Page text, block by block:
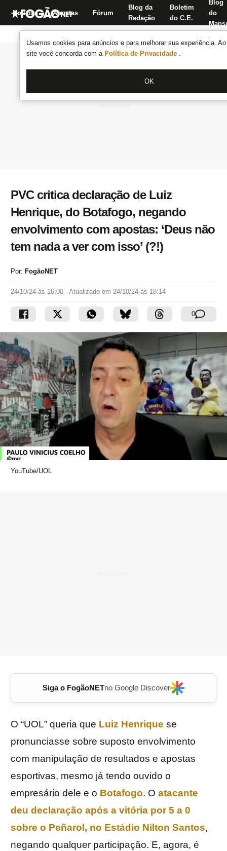
Usamos cookies para anúncios e para melhorar sua experiência.
site você concorda com a Política de Privacidade .
OK
Notícias Apostas Fórum
Blog da
Redação
Boletim
do C.E.
Blog
do
PVC critica declaração de Luiz
Henrique, do Botafogo, negando
envolvimento com apostas: ‘Deus não
tem nada a ver com isso’ (?!)
Por: FogãoNET
24/10/24 às 16:00 - Atualizado em 24/10/24 às 18:14
0
YouTube/UOL
Siga o FogãoNETno Google Discover
O “UOL” queria que Luiz Henrique se
pronunciasse sobre suposto envolvimento
com manipulação de resultados e apostas
esportivas, mesmo já tendo ouvido o
empresário dele e o Botafogo. O atacante
deu declaração após a vitória por 5 a 0
sobre o Peñarol, no Estádio Nilton Santos,
negando qualquer participação. E, agora, é